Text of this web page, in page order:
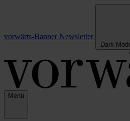
vorwärts-Banner Newsletter
Dark
Menü